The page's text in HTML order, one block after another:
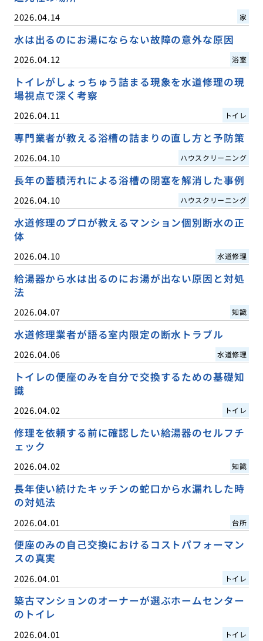
2026.04.14 家
水は出るのにお湯にならない故障の意外な原因
2026.04.12 浴室
トイレがしょっちゅう詰まる現象を水道修理の現
場視点で深く考察
2026.04.11 トイレ
専門業者が教える浴槽の詰まりの直し方と予防策
2026.04.10 ハウスクリーニング
長年の蓄積汚れによる浴槽の閉塞を解消した事例
2026.04.10 ハウスクリーニング
水道修理のプロが教えるマンション個別断水の正
体
2026.04.10 水道修理
給湯器から水は出るのにお湯が出ない原因と対処
法
2026.04.07 知識
水道修理業者が語る室内限定の断水トラブル
2026.04.06 水道修理
トイレの便座のみを自分で交換するための基礎知
識
2026.04.02 トイレ
修理を依頼する前に確認したい給湯器のセルフチ
ェック
2026.04.02 知識
長年使い続けたキッチンの蛇口から水漏れした時
の対処法
2026.04.01 台所
便座のみの自己交換におけるコストパフォーマン
スの真実
2026.04.01 トイレ
築古マンションのオーナーが選ぶホームセンター
のトイレ
2026.04.01 トイレ